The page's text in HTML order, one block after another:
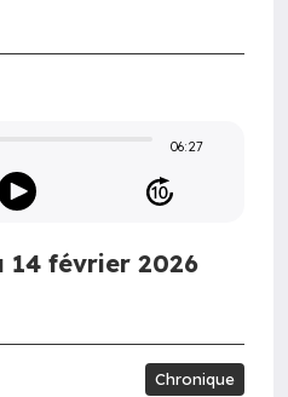
06:27
14 février 2026
Chronique